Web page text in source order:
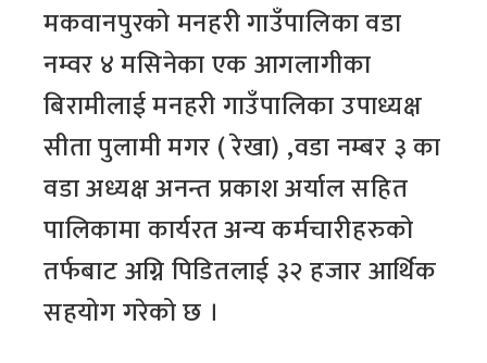
मकवानपुरको मनहरी गाउँपालिका वडा
नम्वर ४ मसिनेका एक आगलागीका
बिरामीलाई मनहरी गाउँपालिका उपाध्यक्ष
सीता पुलामी मगर ( रेखा) ,वडा नम्बर ३ का
वडा अध्यक्ष अनन्त प्रकाश अर्याल सहित
पालिकामा कार्यरत अन्य कर्मचारीहरुको
तर्फबाट अग्नि पिडितलाई ३२ हजार आर्थिक
सहयोग गरेको छ ।